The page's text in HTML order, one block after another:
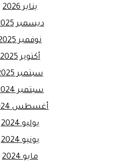
يناير 2026
ديسمبر 2025
نوفمبر 2025
أكتوبر 2025
سبتمبر 2025
سبتمبر 2024
أغسطس 2024
يوليو 2024
يونيو 2024
مايو 2024